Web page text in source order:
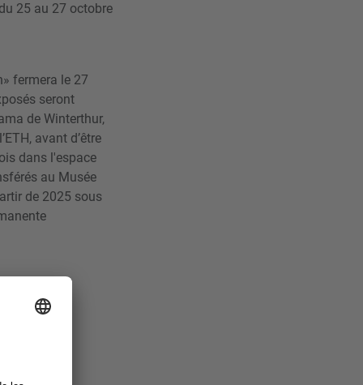
25 au 27 octobre
fermera le 27
seront
de Winterthur,
avant d’être
dans l'espace
au Musée
de 2025 sous